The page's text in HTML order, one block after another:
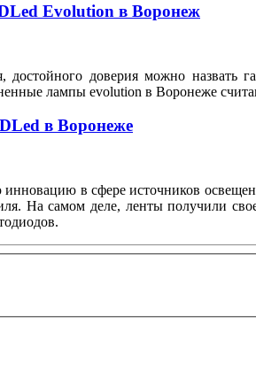
Evolution в Воронеж
доверия можно назвать
лампы evolution в Воронеже
в Воронеже
в сфере источников
На самом деле, ленты получили